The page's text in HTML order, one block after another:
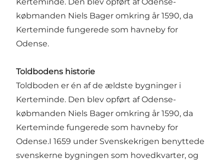
Kerteminde. Den blev opført af Odense-
købmanden Niels Bager omkring år 1590, da
Kerteminde fungerede som havneby for
Odense.
Toldbodens historie
Toldboden er én af de ældste bygninger i
Kerteminde. Den blev opført af Odense-
købmanden Niels Bager omkring år 1590, da
Kerteminde fungerede som havneby for
Odense.I 1659 under Svenskekrigen benyttede
svenskerne bygningen som hovedkvarter, og